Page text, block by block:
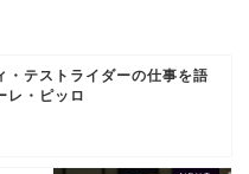
・テストライダーの仕事を語
レ・ピッロ